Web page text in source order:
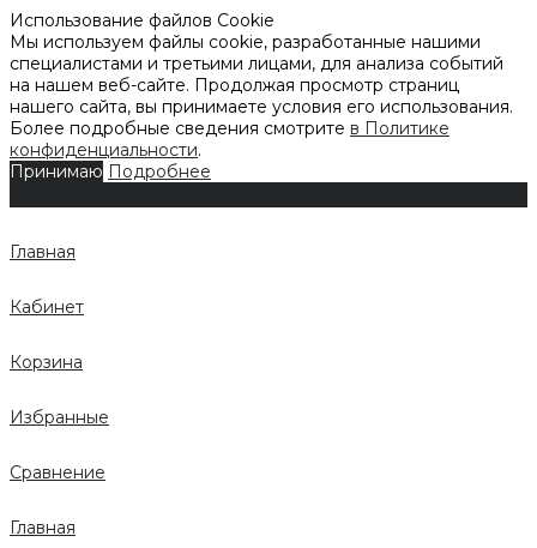
Использование файлов Cookie
Мы используем файлы cookie, разработанные нашими
специалистами и третьими лицами, для анализа событий
на нашем веб-сайте. Продолжая просмотр страниц
нашего сайта, вы принимаете условия его использования.
Более подробные сведения смотрите в Политике
конфиденциальности.
Принимаю Подробнее
Главная
Кабинет
Корзина
Избранные
Сравнение
Главная